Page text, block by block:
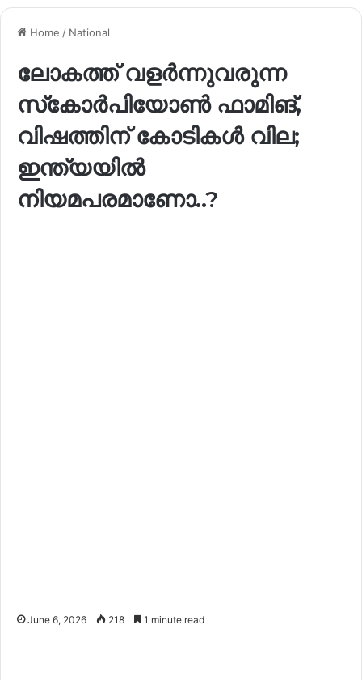
Home / National
ലോകത്ത് വളർന്നുവരുന്ന
സ്‌കോർപിയോൺ ഫാമിങ്,
വിഷത്തിന് കോടികൾ വില;
ഇന്ത്യയിൽ
നിയമപരമാണോ..?
June 6, 2026 218 1 minute read